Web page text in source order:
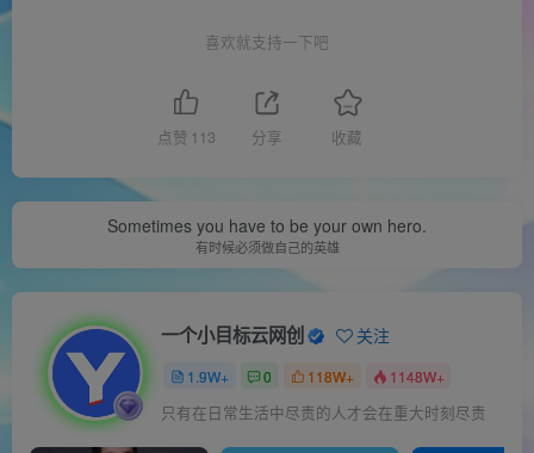
喜欢就支持一下吧
点赞 113 分享 收藏
Sometimes you have to be your own hero.
有时候必须做自己的英雄
一个小目标云网创 关注
1.9W+ 0 118W+ 1148W+
只有在日常生活中尽责的人才会在重大时刻尽责